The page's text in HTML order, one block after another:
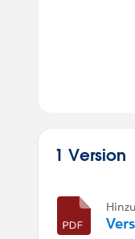
1 Version